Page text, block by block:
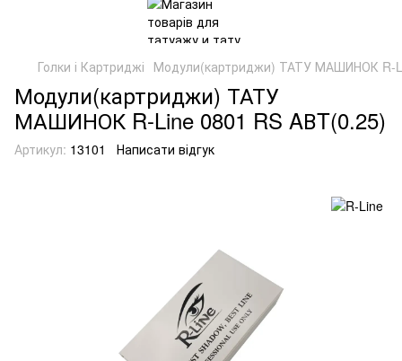
Голки і Картриджі Модули(картриджи) ТАТУ МАШИНОК R-
Модули(картриджи) ТАТУ
МАШИНОК R-Line 0801 RS AВT(0.25)
Артикул: 13101 Написати відгук